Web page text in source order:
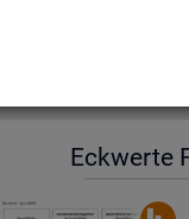
Eck­wer­te